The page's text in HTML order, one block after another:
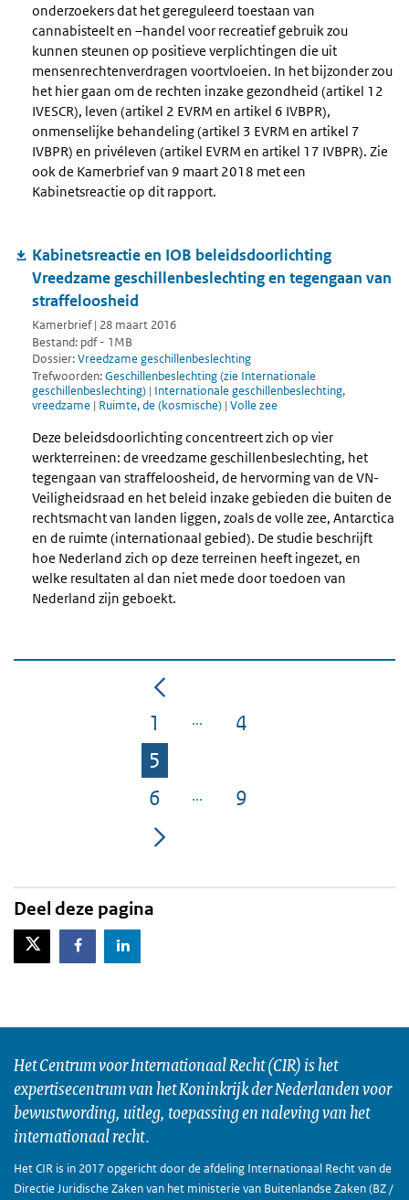
onderzoekers dat het gereguleerd toestaan van
cannabisteelt en –handel voor recreatief gebruik zou
kunnen steunen op positieve verplichtingen die uit
mensenrechtenverdragen voortvloeien. In het bijzonder zou
het hier gaan om de rechten inzake gezondheid (artikel 12
IVESCR), leven (artikel 2 EVRM en artikel 6 IVBPR),
onmenselijke behandeling (artikel 3 EVRM en artikel 7
IVBPR) en privéleven (artikel EVRM en artikel 17 IVBPR). Zie
ook de Kamerbrief van 9 maart 2018 met een
Kabinetsreactie op dit rapport.
Kabinetsreactie en IOB beleidsdoorlichting
Vreedzame geschillenbeslechting en tegengaan van
straffeloosheid
Kamerbrief | 28 maart 2016
Bestand: pdf - 1MB
Dossier:Vreedzame geschillenbeslechting
Trefwoorden:Geschillenbeslechting (zie Internationale
geschillenbeslechting) | Internationale geschillenbeslechting,
vreedzame | Ruimte, de (kosmische) | Volle zee
Deze beleidsdoorlichting concentreert zich op vier
werkterreinen: de vreedzame geschillenbeslechting, het
tegengaan van straffeloosheid, de hervorming van de VN-
Veiligheidsraad en het beleid inzake gebieden die buiten de
rechtsmacht van landen liggen, zoals de volle zee, Antarctica
en de ruimte (internationaal gebied). De studie beschrijft
hoe Nederland zich op deze terreinen heeft ingezet, en
welke resultaten al dan niet mede door toedoen van
Nederland zijn geboekt.
Pagina
1 Pagina
4
Pagina
5
Pagina
6 Pagina
9
Deel deze pagina
X-TwitterFacebookLinkedIn
Het Centrum voor Internationaal Recht (CIR) is het
expertisecentrum van het Koninkrijk der Nederlanden voor
bewustwording, uitleg, toepassing en naleving van het
internationaal recht.
Het CIR is in 2017 opgericht door de afdeling Internationaal Recht van de
Directie Juridische Zaken van het ministerie van Buitenlandse Zaken (BZ /